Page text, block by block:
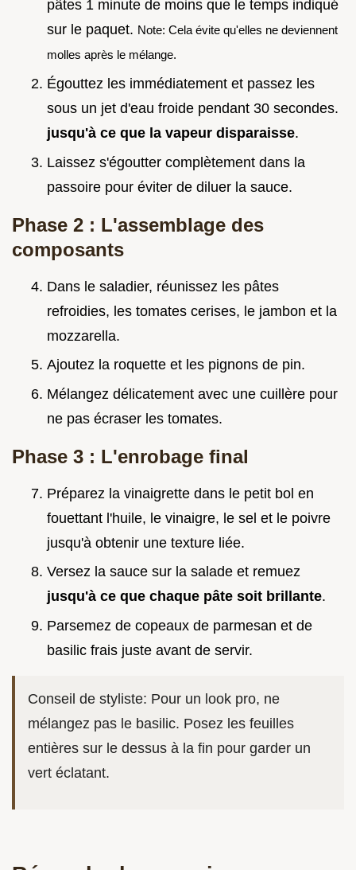
pâtes 1 minute de moins que le temps indiqué
sur le paquet. Note: Cela évite qu'elles ne deviennent
molles après le mélange.
Égouttez les immédiatement et passez les
sous un jet d'eau froide pendant 30 secondes.
jusqu'à ce que la vapeur disparaisse.
Laissez s'égoutter complètement dans la
passoire pour éviter de diluer la sauce.
Phase 2 : L'assemblage des
composants
Dans le saladier, réunissez les pâtes
refroidies, les tomates cerises, le jambon et la
mozzarella.
Ajoutez la roquette et les pignons de pin.
Mélangez délicatement avec une cuillère pour
ne pas écraser les tomates.
Phase 3 : L'enrobage final
Préparez la vinaigrette dans le petit bol en
fouettant l'huile, le vinaigre, le sel et le poivre
jusqu'à obtenir une texture liée.
Versez la sauce sur la salade et remuez
jusqu'à ce que chaque pâte soit brillante.
Parsemez de copeaux de parmesan et de
basilic frais juste avant de servir.
Conseil de styliste: Pour un look pro, ne
mélangez pas le basilic. Posez les feuilles
entières sur le dessus à la fin pour garder un
vert éclatant.